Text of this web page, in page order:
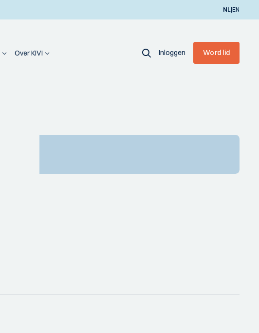
NL|EN
Over KIVI Inloggen Word lid